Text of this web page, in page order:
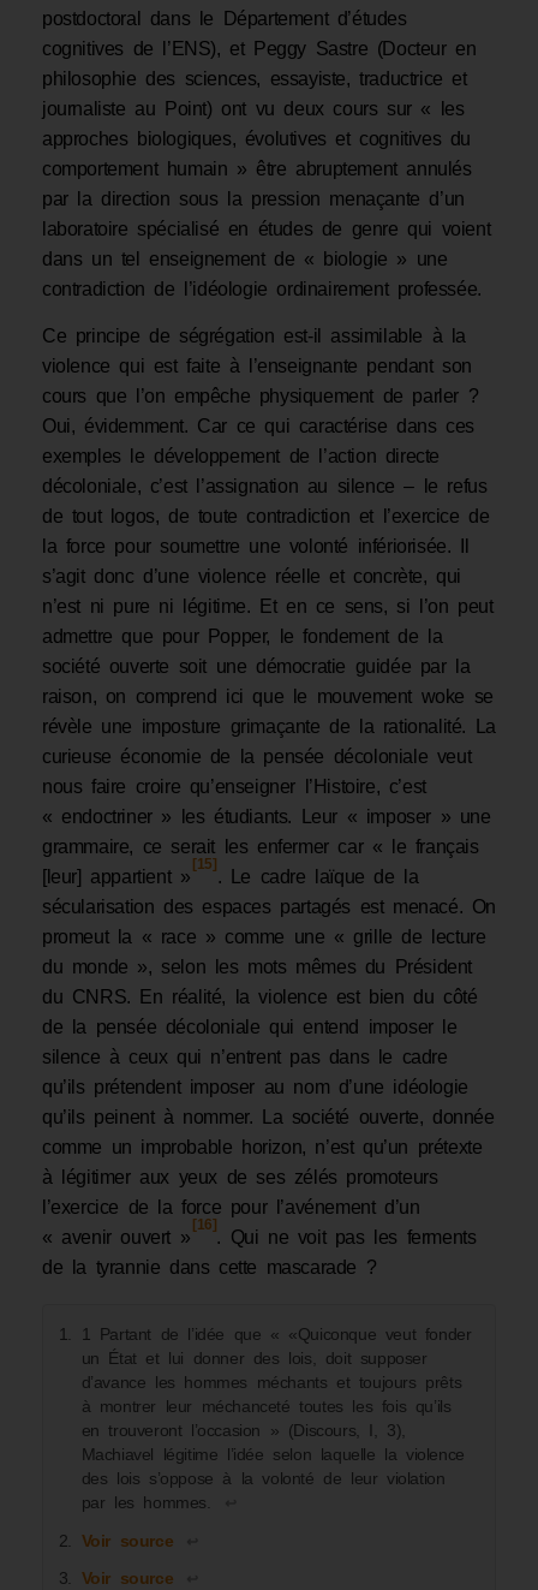
postdoctoral dans le Département d’études
cognitives de l’ENS), et Peggy Sastre (Docteur en
philosophie des sciences, essayiste, traductrice et
journaliste au Point) ont vu deux cours sur « les
approches biologiques, évolutives et cognitives du
comportement humain » être abruptement annulés
par la direction sous la pression menaçante d’un
laboratoire spécialisé en études de genre qui voient
dans un tel enseignement de « biologie » une
contradiction de l’idéologie ordinairement professée.
Ce principe de ségrégation est-il assimilable à la
violence qui est faite à l’enseignante pendant son
cours que l’on empêche physiquement de parler ?
Oui, évidemment. Car ce qui caractérise dans ces
exemples le développement de l’action directe
décoloniale, c’est l’assignation au silence – le refus
de tout logos, de toute contradiction et l’exercice de
la force pour soumettre une volonté infériorisée. Il
s’agit donc d’une violence réelle et concrète, qui
n’est ni pure ni légitime. Et en ce sens, si l’on peut
admettre que pour Popper, le fondement de la
société ouverte soit une démocratie guidée par la
raison, on comprend ici que le mouvement woke se
révèle une imposture grimaçante de la rationalité. La
curieuse économie de la pensée décoloniale veut
nous faire croire qu’enseigner l’Histoire, c’est
« endoctriner » les étudiants. Leur « imposer » une
grammaire, ce serait les enfermer car « le français
[leur] appartient »
[15]
. Le cadre laïque de la
sécularisation des espaces partagés est menacé. On
promeut la « race » comme une « grille de lecture
du monde », selon les mots mêmes du Président
du CNRS. En réalité, la violence est bien du côté
de la pensée décoloniale qui entend imposer le
silence à ceux qui n’entrent pas dans le cadre
qu’ils prétendent imposer au nom d’une idéologie
qu’ils peinent à nommer. La société ouverte, donnée
comme un improbable horizon, n’est qu’un prétexte
à légitimer aux yeux de ses zélés promoteurs
l’exercice de la force pour l’avénement d’un
« avenir ouvert »
[16]
. Qui ne voit pas les ferments
de la tyrannie dans cette mascarade ?
1 Partant de l’idée que « «Quiconque veut fonder
un État et lui donner des lois, doit supposer
d’avance les hommes méchants et toujours prêts
à montrer leur méchanceté toutes les fois qu’ils
en trouveront l’occasion » (Discours, I, 3),
Machiavel légitime l’idée selon laquelle la violence
des lois s’oppose à la volonté de leur violation
par les hommes.
Voir source
Voir source